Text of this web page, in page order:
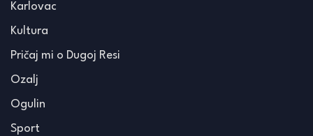
Karlovac
Kultura
Pričaj mi o Dugoj Resi
Ozalj
Ogulin
Sport